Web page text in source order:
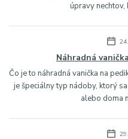
úpravy nechtov,
Náhradná
Čo je to náhradná vanička na
je špeciálny typ nádoby, ktorý
alebo doma